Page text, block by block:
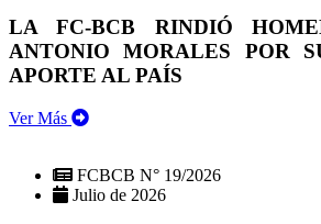
LA FC-BCB RINDIÓ
ANTONIO MORALES POR
APORTE AL PAÍS
Ver Más
FCBCB N° 19/2026
Julio de 2026